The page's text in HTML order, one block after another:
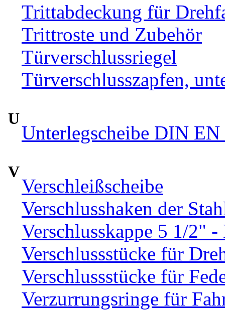
Trittabdeckung für
Trittroste und Zubehör
Türverschlussriegel
Türverschlusszapfen,
U
Unterlegscheibe DIN
V
Verschleißscheibe
Verschlusshaken der
Verschlusskappe 5 1/2"
Verschlussstücke für
Verschlussstücke für
Verzurrungsringe für